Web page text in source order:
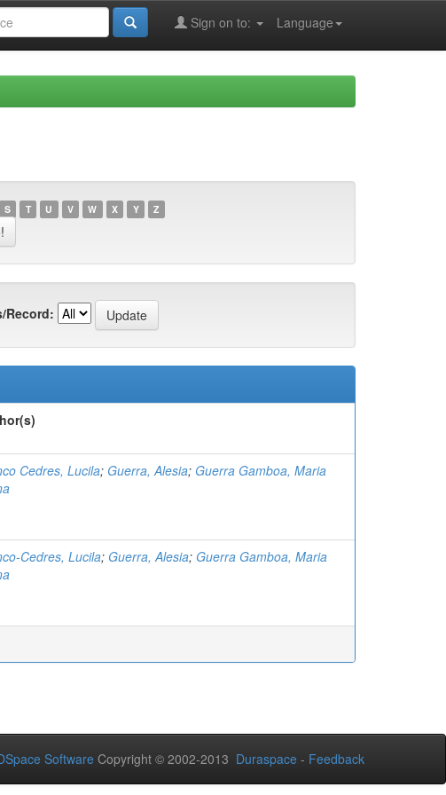
Language
Sign on to:
S T U V W X Y Z
Record:
Cedres, Lucila; Guerra, Alesia; Guerra Gamboa, Maria
Cedres, Lucila; Guerra, Alesia; Guerra Gamboa, Maria
Software Copyright © 2002-2013 Duraspace - Feedback